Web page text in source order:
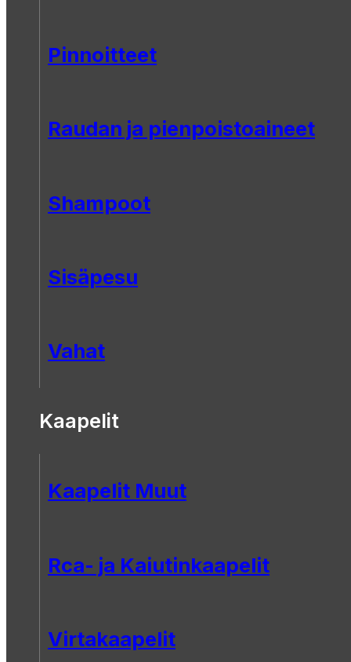
Pinnoitteet
Raudan ja pienpoistoaineet
Shampoot
Sisäpesu
Vahat
Kaapelit
Kaapelit Muut
Rca- ja Kaiutinkaapelit
Virtakaapelit